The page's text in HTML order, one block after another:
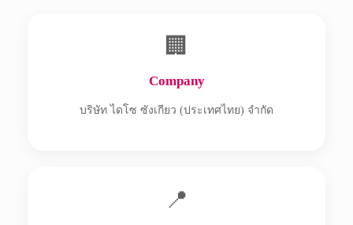
🏢
Company
บริษัท ไดโซ ซังเกียว (ประเทศไทย) จำกัด
📍